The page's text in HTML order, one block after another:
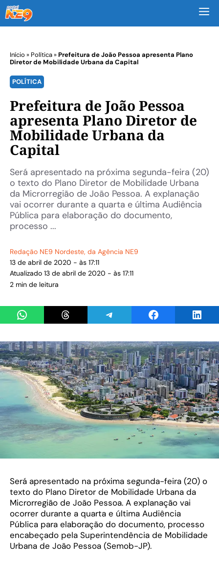
Início » Política»Prefeitura de João Pessoa apresenta Plano
Diretor de Mobilidade Urbana da Capital
POLÍTICA
Prefeitura de João Pessoa
apresenta Plano Diretor de
Mobilidade Urbana da
Capital
Será apresentado na próxima segunda-feira (20)
o texto do Plano Diretor de Mobilidade Urbana
da Microrregião de João Pessoa. A explanação
vai ocorrer durante a quarta e última Audiência
Pública para elaboração do documento,
processo ...
Redação NE9 Nordeste, da Agência NE9
13 de abril de 2020 - às 17:11
Atualizado 13 de abril de 2020 - às 17:11
2 min de leitura
Share on WhatsAppShare on ThreadsShare on TelegramShare on Facebook
Será apresentado na próxima segunda-feira (20) o
texto do Plano Diretor de Mobilidade Urbana da
Microrregião de João Pessoa. A explanação vai
ocorrer durante a quarta e última Audiência
Pública para elaboração do documento, processo
encabeçado pela Superintendência de Mobilidade
Urbana de João Pessoa (Semob-JP).